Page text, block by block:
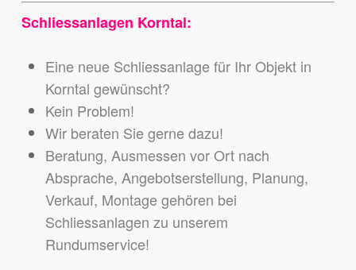
Schliessanlagen Korntal:
Eine neue Schliessanlage für Ihr Objekt in
Korntal gewünscht?
Kein Problem!
Wir beraten Sie gerne dazu!
Beratung, Ausmessen vor Ort nach
Absprache, Angebotserstellung, Planung,
Verkauf, Montage gehören bei
Schliessanlagen zu unserem
Rundumservice!